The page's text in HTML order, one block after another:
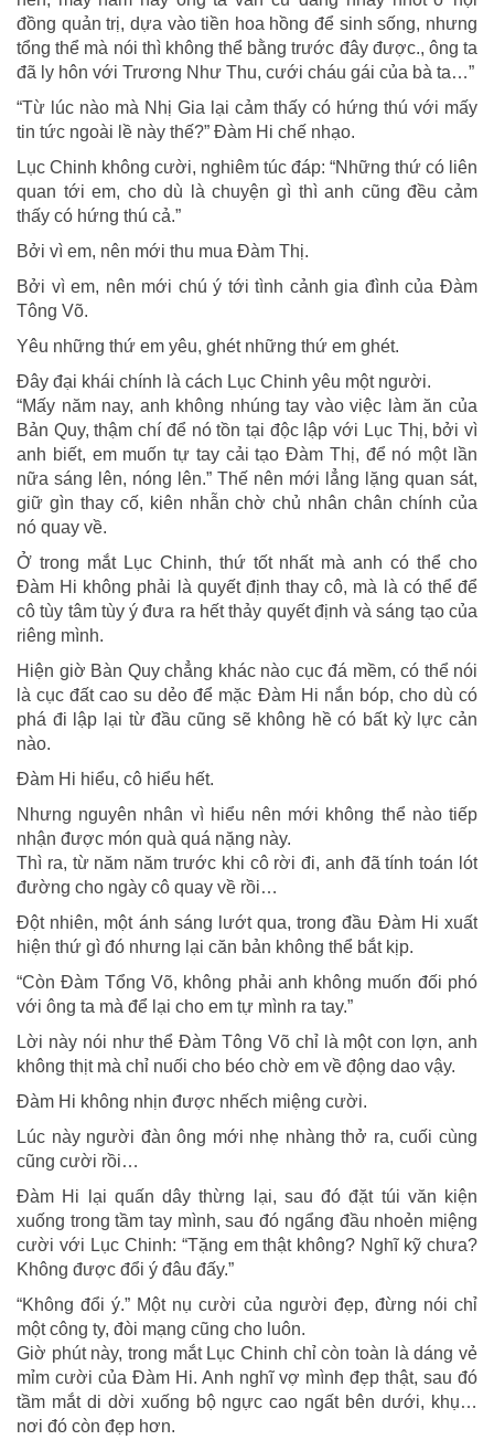
đồng quản trị, dựa vào tiền hoa hồng để sinh sống, nhưng
tổng thể mà nói thì không thể bằng trước đây được., ông ta
đã ly hôn với Trương Như Thu, cưới cháu gái của bà ta…”
“Từ lúc nào mà Nhị Gia lại cảm thấy có hứng thú với mấy
tin tức ngoài lề này thế?” Đàm Hi chế nhạo.
Lục Chinh không cười, nghiêm túc đáp: “Những thứ có liên
quan tới em, cho dù là chuyện gì thì anh cũng đều cảm
thấy có hứng thú cả.”
Bởi vì em, nên mới thu mua Đàm Thị.
Bởi vì em, nên mới chú ý tới tình cảnh gia đình của Đàm
Tông Võ.
Yêu những thứ em yêu, ghét những thứ em ghét.
Đây đại khái chính là cách Lục Chinh yêu một người.
“Mấy năm nay, anh không nhúng tay vào việc làm ăn của
Bản Quy, thậm chí để nó tồn tại độc lập với Lục Thị, bởi vì
anh biết, em muốn tự tay cải tạo Đàm Thị, để nó một lần
nữa sáng lên, nóng lên.” Thế nên mới lẳng lặng quan sát,
giữ gìn thay cố, kiên nhẫn chờ chủ nhân chân chính của
nó quay về.
Ở trong mắt Lục Chinh, thứ tốt nhất mà anh có thể cho
Đàm Hi không phải là quyết định thay cô, mà là có thể để
cô tùy tâm tùy ý đưa ra hết thảy quyết định và sáng tạo của
riêng mình.
Hiện giờ Bàn Quy chẳng khác nào cục đá mềm, có thể nói
là cục đất cao su dẻo để mặc Đàm Hi nắn bóp, cho dù có
phá đi lập lại từ đầu cũng sẽ không hề có bất kỳ lực cản
nào.
Đàm Hi hiểu, cô hiểu hết.
Nhưng nguyên nhân vì hiểu nên mới không thể nào tiếp
nhận được món quà quá nặng này.
Thì ra, từ năm năm trước khi cô rời đi, anh đã tính toán lót
đường cho ngày cô quay về rồi…
Đột nhiên, một ánh sáng lướt qua, trong đầu Đàm Hi xuất
hiện thứ gì đó nhưng lại căn bản không thể bắt kịp.
“Còn Đàm Tổng Võ, không phải anh không muốn đối phó
với ông ta mà để lại cho em tự mình ra tay.”
Lời này nói như thể Đàm Tông Võ chỉ là một con lợn, anh
không thịt mà chỉ nuối cho béo chờ em về động dao vậy.
Đàm Hi không nhịn được nhếch miệng cười.
Lúc này người đàn ông mới nhẹ nhàng thở ra, cuối cùng
cũng cười rồi…
Đàm Hi lại quấn dây thừng lại, sau đó đặt túi văn kiện
xuống trong tầm tay mình, sau đó ngẩng đầu nhoẻn miệng
cười với Lục Chinh: “Tặng em thật không? Nghĩ kỹ chưa?
Không được đổi ý đâu đấy.”
“Không đổi ý.” Một nụ cười của người đẹp, đừng nói chỉ
một công ty, đòi mạng cũng cho luôn.
Giờ phút này, trong mắt Lục Chinh chỉ còn toàn là dáng vẻ
mỉm cười của Đàm Hi. Anh nghĩ vợ mình đẹp thật, sau đó
tầm mắt di dời xuống bộ ngực cao ngất bên dưới, khụ…
nơi đó còn đẹp hơn.